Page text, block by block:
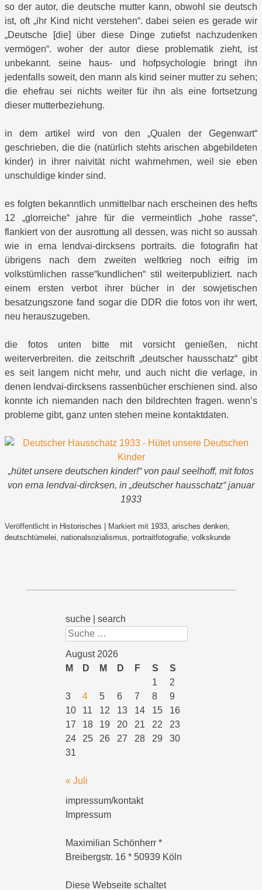
so der autor, die deutsche mutter kann, obwohl sie deutsch
ist, oft „ihr Kind nicht verstehen“. dabei seien es gerade wir
„Deutsche [die] über diese Dinge zutiefst nachzudenken
vermögen“. woher der autor diese problematik zieht, ist
unbekannt. seine haus- und hofpsychologie bringt ihn
jedenfalls soweit, den mann als kind seiner mutter zu sehen;
die ehefrau sei nichts weiter für ihn als eine fortsetzung
dieser mutterbeziehung.
in dem artikel wird von den „Qualen der Gegenwart“
geschrieben, die die (natürlich stehts arischen abgebildeten
kinder) in ihrer naivität nicht wahrnehmen, weil sie eben
unschuldige kinder sind.
es folgten bekanntlich unmittelbar nach erscheinen des hefts
12 „glorreiche“ jahre für die vermeintlich „hohe rasse“,
flankiert von der ausrottung all dessen, was nicht so aussah
wie in erna lendvai-dircksens portraits. die fotografin hat
übrigens nach dem zweiten weltkrieg noch eifrig im
volkstümlichen rasse“kundlichen“ stil weiterpubliziert. nach
einem ersten verbot ihrer bücher in der sowjetischen
besatzungszone fand sogar die DDR die fotos von ihr wert,
neu herauszugeben.
die fotos unten bitte mit vorsicht genießen, nicht
weiterverbreiten. die zeitschrift „deutscher hausschatz“ gibt
es seit langem nicht mehr, und auch nicht die verlage, in
denen lendvai-dircksens rassenbücher erschienen sind. also
konnte ich niemanden nach den bildrechten fragen. wenn’s
probleme gibt, ganz unten stehen meine kontaktdaten.
„hütet unsere deutschen kinder!“ von paul seelhoff, mit fotos
von erna lendvai-dircksen, in „deutscher hausschatz“ januar
1933
Veröffentlicht in Historisches Markiert mit 1933, arisches denken,
deutschtümelei, nationalsozialismus, portraitfotografie, volkskunde
suche | search
Suchen
August 2026
M
D M D F S
S
1
2
3
4 5 6 7 8
9
10
11 12 13 14 15
16
17
18 19 20 21 22
23
24
25 26 27 28 29
30
31
« Juli
impressum/kontakt
Impressum
Maximilian Schönherr *
Breibergstr. 16 * 50939 Köln
Diese Webseite schaltet